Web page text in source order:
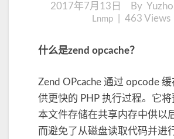
e
n
O
p
a
c
h
e
来
2017年7月13日 By
Lnmp 463 Views
什么是zend opcache？
Zend OPcache 通过 opcode
供更快的 PHP 执行过程。它
本文件存储在共享内存中供以
而避免了从磁盘读取代码并进